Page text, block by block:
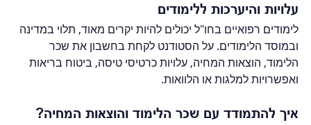
עלויות והיערכות ללימודים
לימודים רפואיים בחו"ל יכולים להיות יקרים מאוד, תלוי במדינה
ובמוסד הלימודים. על הסטודנט לקחת בחשבון את שכר
הלימוד, הוצאות המחיה, עלויות כרטיסי טיסה, ביטוח בריאות
ואפשרויות למלגות או הלוואות.
איך להתמודד עם שכר הלימוד והוצאות המחיה?